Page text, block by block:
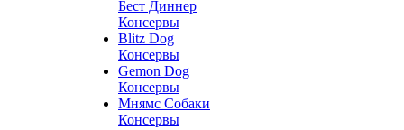
Бест Диннер
Консервы
Blitz Dog
Консервы
Gemon Dog
Консервы
Мнямс Собаки
Консервы